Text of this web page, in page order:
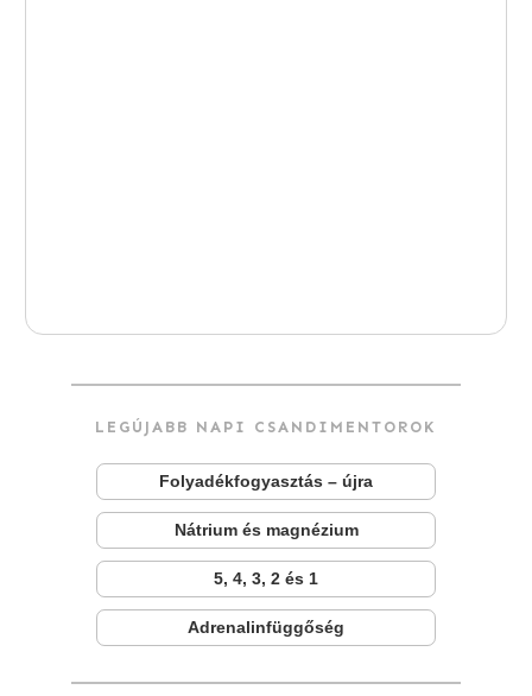
LEGÚJABB NAPI CSANDIMENTOROK
Folyadékfogyasztás – újra
Nátrium és magnézium
5, 4, 3, 2 és 1
Adrenalinfüggőség